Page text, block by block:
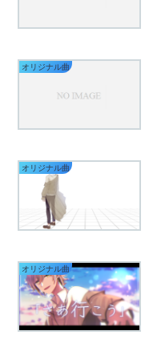
オリジナル曲
オリジナル曲
オリジナル曲